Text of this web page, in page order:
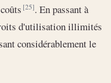
[25]. En passant à
d'utilisation illimités
considérablement le